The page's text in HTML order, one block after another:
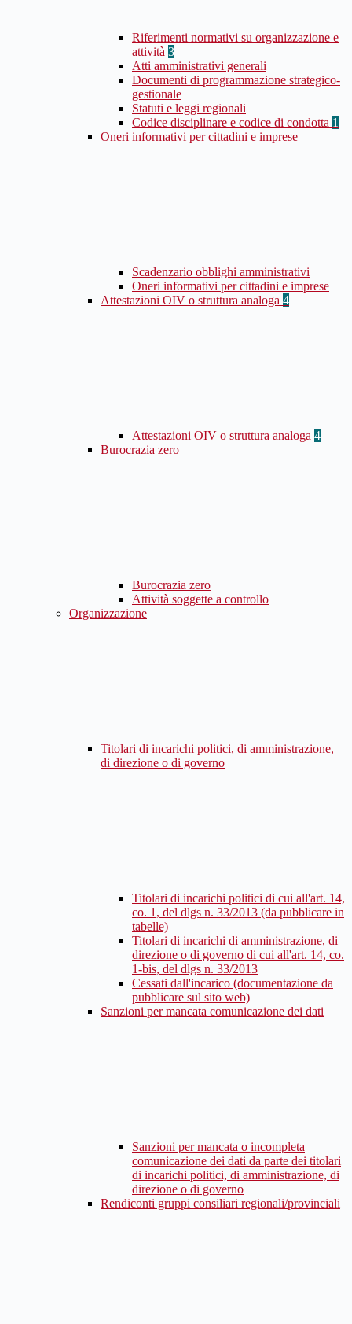
Riferimenti normativi su organizzazione e
attività 3
Atti amministrativi generali
Documenti di programmazione strategico-
gestionale
Statuti e leggi regionali
Codice disciplinare e codice di condotta 1
Oneri informativi per cittadini e imprese
Scadenzario obblighi amministrativi
Oneri informativi per cittadini e imprese
Attestazioni OIV o struttura analoga 4
Attestazioni OIV o struttura analoga 4
Burocrazia zero
Burocrazia zero
Attività soggette a controllo
Organizzazione
Titolari di incarichi politici, di amministrazione,
di direzione o di governo
Titolari di incarichi politici di cui all'art. 14,
co. 1, del dlgs n. 33/2013 (da pubblicare in
tabelle)
Titolari di incarichi di amministrazione, di
direzione o di governo di cui all'art. 14, co.
1-bis, del dlgs n. 33/2013
Cessati dall'incarico (documentazione da
pubblicare sul sito web)
Sanzioni per mancata comunicazione dei dati
Sanzioni per mancata o incompleta
comunicazione dei dati da parte dei titolari
di incarichi politici, di amministrazione, di
direzione o di governo
Rendiconti gruppi consiliari regionali/provinciali